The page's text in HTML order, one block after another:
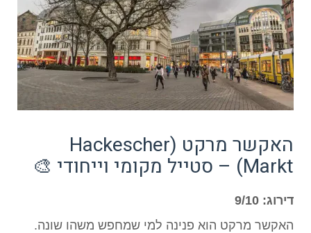
האקשר מרקט (Hackescher
Markt) – סטייל מקומי וייחודי 🎨
דירוג: 9/10
האקשר מרקט הוא פנינה למי שמחפש משהו שונה.